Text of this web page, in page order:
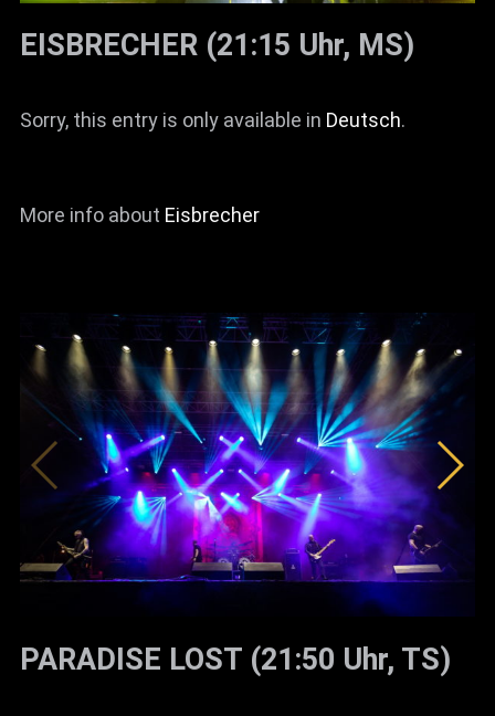
EISBRECHER (21:15 Uhr, MS)
Sorry, this entry is only available in Deutsch.
More info about Eisbrecher
PARADISE LOST (21:50 Uhr, TS)